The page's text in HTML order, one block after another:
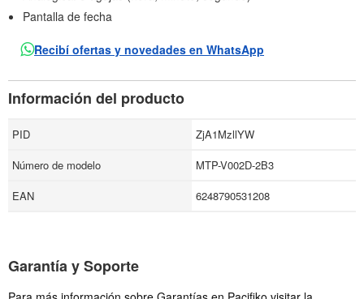
Pantalla de fecha
Recibí ofertas y novedades en WhatsApp
Información del producto
PID
ZjA1MzllYW
Número de modelo
MTP-V002D-2B3
EAN
6248790531208
Garantía y Soporte